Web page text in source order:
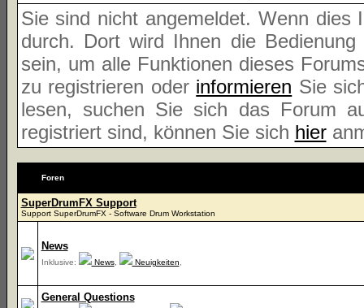
Sie sind nicht angemeldet. Wenn
durch. Dort wird Ihnen die
sein, um alle Funktionen dieses
zu registrieren oder informieren Sie
lesen, suchen Sie sich das Forum
registriert sind, können Sie sich hier
Foren
SuperDrumFX Support
Support SuperDrumFX - Software Drum Workstation
News
Inklusive: News, Neuigkeiten
General Questions